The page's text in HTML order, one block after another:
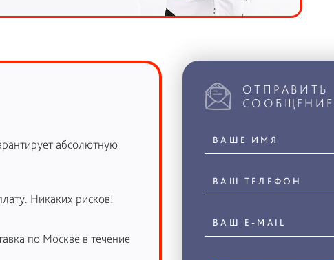
абсолютную
Никаких рисков!
по Москве в течение
ОТПРАВИТЬ
СООБЩЕНИЕ